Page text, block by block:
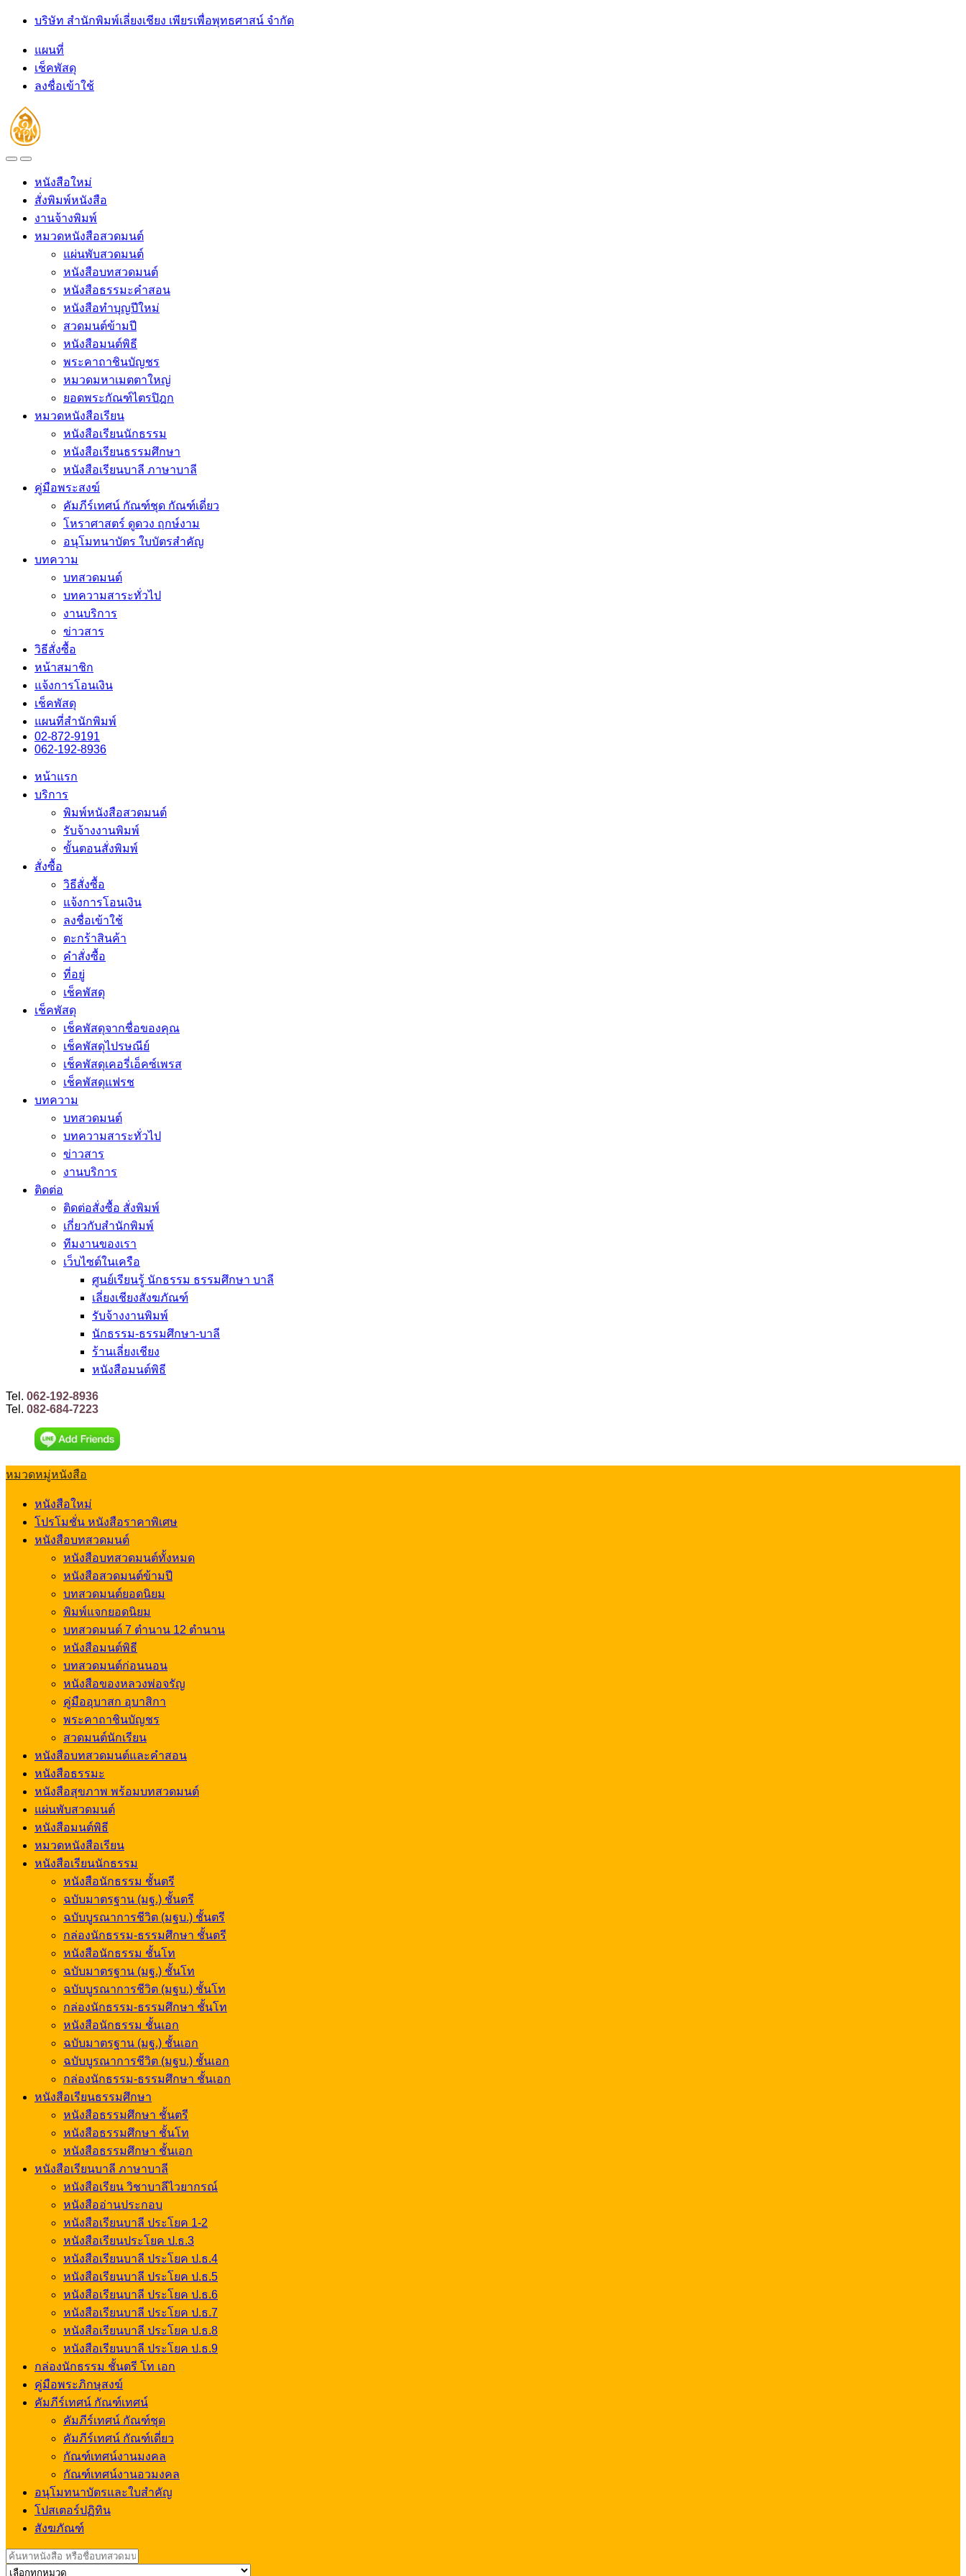
Skip
navigation
Skip
บริษัท สำนักพิมพ์เลี่ยงเชียง เพียรเพื่อพุทธศาสน์ จำกัด
แผนที่
เช็คพัสดุ
ลงชื่อเข้าใช้
OpenClose
หนังสือใหม่
สั่งพิมพ์หนังสือ
งานจ้างพิมพ์
หมวดหนังสือสวดมนต์
แผ่นพับสวดมนต์
หนังสือบทสวดมนต์
หนังสือธรรมะคำสอน
หนังสือทำบุญปีใหม่
สวดมนต์ข้ามปี
หนังสือมนต์พิธี
พระคาถาชินบัญชร
หมวดมหาเมตตาใหญ่
ยอดพระกัณฑ์ไตรปิฎก
หมวดหนังสือเรียน
หนังสือเรียนนักธรรม
หนังสือเรียนธรรมศึกษา
หนังสือเรียนบาลี ภาษาบาลี
คู่มือพระสงฆ์
คัมภีร์เทศน์ กัณฑ์ชุด กัณฑ์เดี่ยว
โหราศาสตร์ ดูดวง ฤกษ์งาม
อนุโมทนาบัตร ใบบัตรสำคัญ
บทความ
บทสวดมนต์
บทความสาระทั่วไป
งานบริการ
ข่าวสาร
วิธีสั่งซื้อ
หน้าสมาชิก
แจ้งการโอนเงิน
เช็คพัสดุ
แผนที่สำนักพิมพ์
02-872-9191
062-192-8936
หน้าแรก
บริการ
พิมพ์หนังสือสวดมนต์
รับจ้างงานพิมพ์
ขั้นตอนสั่งพิมพ์
สั่งซื้อ
วิธีสั่งซื้อ
แจ้งการโอนเงิน
ลงชื่อเข้าใช้
ตะกร้าสินค้า
คำสั่งซื้อ
ที่อยู่
เช็คพัสดุ
เช็คพัสดุ
เช็คพัสดุจากชื่อของคุณ
เช็คพัสดุไปรษณีย์
เช็คพัสดุเคอรี่เอ็คซ์เพรส
เช็คพัสดุแฟรช
บทความ
บทสวดมนต์
บทความสาระทั่วไป
ข่าวสาร
งานบริการ
ติดต่อ
ติดต่อสั่งซื้อ สั่งพิมพ์
เกี่ยวกับสำนักพิมพ์
ทีมงานของเรา
เว็บไซต์ในเครือ
ศูนย์เรียนรู้ นักธรรม ธรรมศึกษา บาลี
เลี่ยงเชียงสังฆภัณฑ์
รับจ้างงานพิมพ์
นักธรรม-ธรรมศึกษา-บาลี
ร้านเลี่ยงเชียง
หนังสือมนต์พิธี
Tel. 062-192-8936
Tel. 082-684-7223
หมวดหมู่หนังสือ
หนังสือใหม่
โปรโมชั่น หนังสือราคาพิเศษ
หนังสือบทสวดมนต์
หนังสือบทสวดมนต์ทั้งหมด
หนังสือสวดมนต์ข้ามปี
บทสวดมนต์ยอดนิยม
พิมพ์แจกยอดนิยม
บทสวดมนต์ 7 ตำนาน 12 ตำนาน
หนังสือมนต์พิธี
บทสวดมนต์ก่อนนอน
หนังสือของหลวงพ่อจรัญ
คู่มืออุบาสก อุบาสิกา
พระคาถาชินบัญชร
สวดมนต์นักเรียน
หนังสือบทสวดมนต์และคำสอน
หนังสือธรรมะ
หนังสือสุขภาพ พร้อมบทสวดมนต์
แผ่นพับสวดมนต์
หนังสือมนต์พิธี
หมวดหนังสือเรียน
หนังสือเรียนนักธรรม
หนังสือนักธรรม ชั้นตรี
ฉบับมาตรฐาน (มฐ.) ชั้นตรี
ฉบับบูรณาการชีวิต (มฐบ.) ชั้นตรี
กล่องนักธรรม-ธรรมศึกษา ชั้นตรี
หนังสือนักธรรม ชั้นโท
ฉบับมาตรฐาน (มฐ.) ชั้นโท
ฉบับบูรณาการชีวิต (มฐบ.) ชั้นโท
กล่องนักธรรม-ธรรมศึกษา ชั้นโท
หนังสือนักธรรม ชั้นเอก
ฉบับมาตรฐาน (มฐ.) ชั้นเอก
ฉบับบูรณาการชีวิต (มฐบ.) ชั้นเอก
กล่องนักธรรม-ธรรมศึกษา ชั้นเอก
หนังสือเรียนธรรมศึกษา
หนังสือธรรมศึกษา ชั้นตรี
หนังสือธรรมศึกษา ชั้นโท
หนังสือธรรมศึกษา ชั้นเอก
หนังสือเรียนบาลี ภาษาบาลี
หนังสือเรียน วิชาบาลีไวยากรณ์
หนังสืออ่านประกอบ
หนังสือเรียนบาลี ประโยค 1-2
หนังสือเรียนประโยค ป.ธ.3
หนังสือเรียนบาลี ประโยค ป.ธ.4
หนังสือเรียนบาลี ประโยค ป.ธ.5
หนังสือเรียนบาลี ประโยค ป.ธ.6
หนังสือเรียนบาลี ประโยค ป.ธ.7
หนังสือเรียนบาลี ประโยค ป.ธ.8
หนังสือเรียนบาลี ประโยค ป.ธ.9
กล่องนักธรรม ชั้นตรี โท เอก
คู่มือพระภิกษุสงฆ์
คัมภีร์เทศน์ กัณฑ์เทศน์
คัมภีร์เทศน์ กัณฑ์ชุด
คัมภีร์เทศน์ กัณฑ์เดี่ยว
กัณฑ์เทศน์งานมงคล
กัณฑ์เทศน์งานอวมงคล
อนุโมทนาบัตรและใบสำคัญ
โปสเตอร์ปฏิทิน
สังฆภัณฑ์
Search
for: